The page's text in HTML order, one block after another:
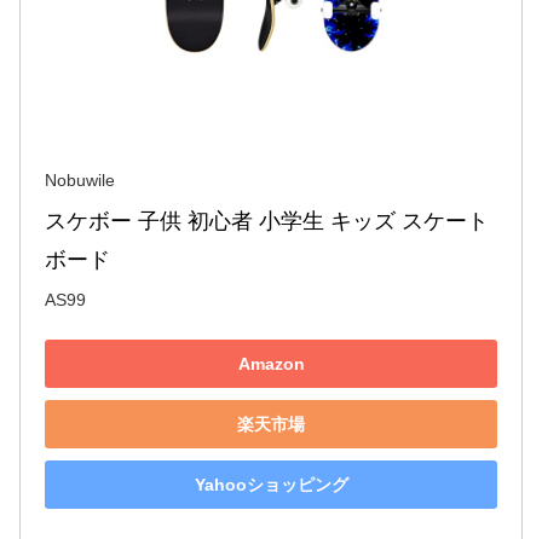
Nobuwile
スケボー 子供 初心者 小学生 キッズ スケート
ボード
AS99
Amazon
楽天市場
Yahooショッピング